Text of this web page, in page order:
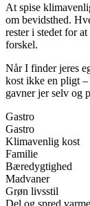
At spise
om bevidsthed.
rester i stedet for
forskel.
Når I finder jeres
kost ikke en pligt –
gavner jer selv og
Gastro
Gastro
Klimavenlig kost
Familie
Bæredygtighed
Madvaner
Grøn livsstil
Del og spred varme